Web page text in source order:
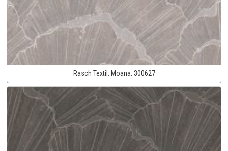
Rasch Textil: Moana: 300627